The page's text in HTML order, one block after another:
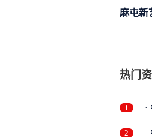
麻屯新
热门
1
2